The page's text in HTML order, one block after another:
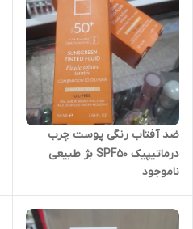
ضد آفتاب رنگی پوست چرب
درماتیپیک SPF50 بژ طبیعی
ناموجود